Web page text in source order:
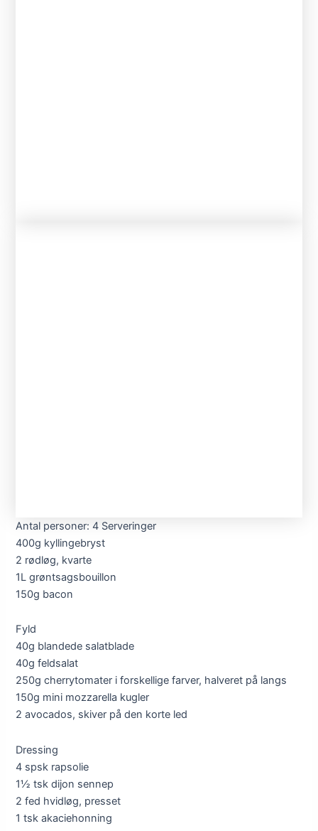
Antal personer: 4 Serveringer
400g kyllingebryst
2 rødløg, kvarte
1L grøntsagsbouillon
150g bacon
Fyld
40g blandede salatblade
40g feldsalat
250g cherrytomater i forskellige farver, halveret på langs
150g mini mozzarella kugler
2 avocados, skiver på den korte led
Dressing
4 spsk rapsolie
1½ tsk dijon sennep
2 fed hvidløg, presset
1 tsk akaciehonning